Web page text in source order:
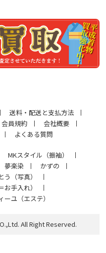
送料・配送と支払方法
会員規約
会社概要
よくある質問
MKスタイル（振袖）
夢楽染
かずの
（写真）
手入れ）
ユ（エステ）
All Right Reserved.